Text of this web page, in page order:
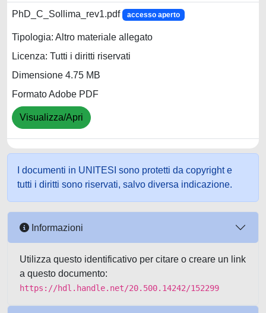
PhD_C_Sollima_rev1.pdf accesso aperto
Tipologia: Altro materiale allegato
Licenza: Tutti i diritti riservati
Dimensione 4.75 MB
Formato Adobe PDF
Visualizza/Apri
I documenti in UNITESI sono protetti da copyright e
tutti i diritti sono riservati, salvo diversa indicazione.
Informazioni
Utilizza questo identificativo per citare o creare un link
a questo documento:
https://hdl.handle.net/20.500.14242/152299